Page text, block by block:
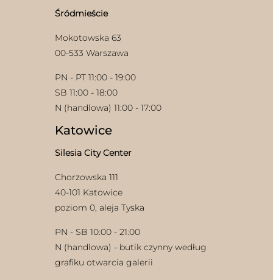
produktu
Śródmieście
Mokotowska 63
00-533 Warszawa
PN - PT 11:00 - 19:00
SB 11:00 - 18:00
N (handlowa) 11:00 - 17:00
Katowice
Silesia City Center
Chorzowska 111
40-101 Katowice
poziom 0, aleja Tyska
PN - SB 10:00 - 21:00
N (handlowa) - butik czynny według
grafiku otwarcia galerii